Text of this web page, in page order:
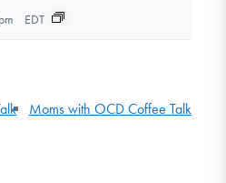
EDT
Moms with OCD Coffee Talk